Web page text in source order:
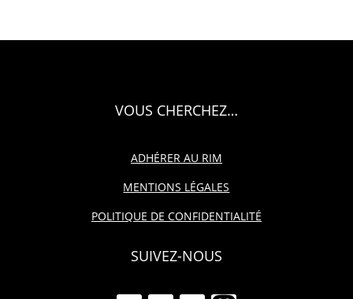
VOUS CHERCHEZ…
ADHÉRER AU RIM
MENTIONS LÉGALES
POLITIQUE DE CONFIDENTIALITÉ
SUIVEZ-NOUS